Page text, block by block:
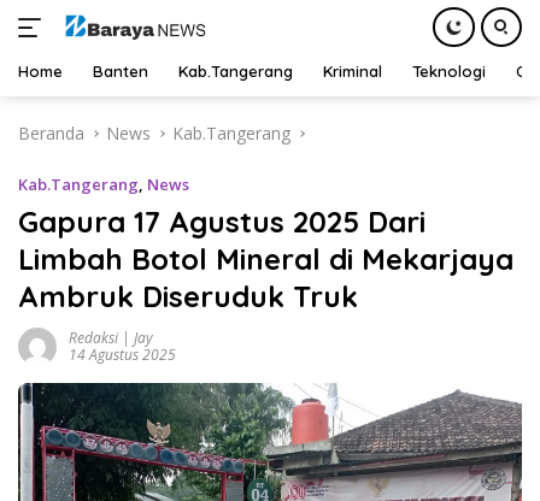
Home Banten Kab.Tangerang Kriminal Teknologi
Beranda News Kab.Tangerang
Kab.Tangerang, News
Gapura 17 Agustus 2025 Dari
Limbah Botol Mineral di Mekarjaya
Ambruk Diseruduk Truk
Redaksi | Jay
14 Agustus 2025